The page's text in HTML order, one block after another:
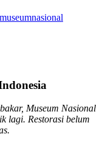
Museum Nasional
lagi. Restorasi belum